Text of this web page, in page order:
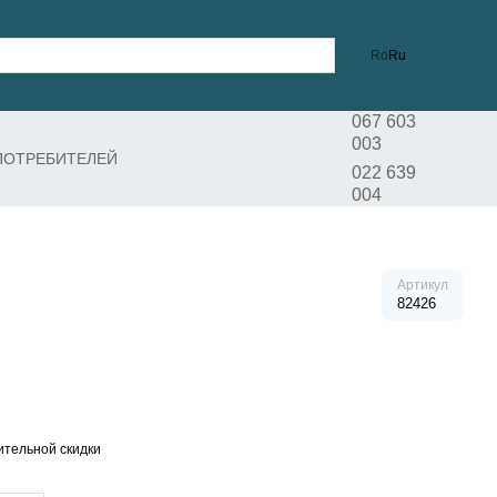
Ro Ru
067 603
003
022 639
004
Артикул
82426
скидки